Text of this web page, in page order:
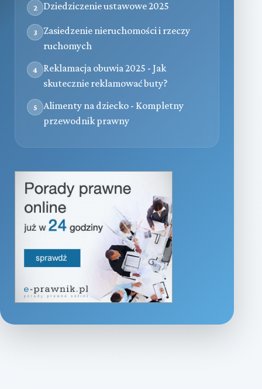
2 Dziedziczenie ustawowe 2025
3
Zasiedzenie nieruchomości i rzeczy
ruchomych
4
Reklamacja obuwia 2025 - Jak
skutecznie reklamować buty?
5
Alimenty na dziecko - Kompletny
przewodnik prawny